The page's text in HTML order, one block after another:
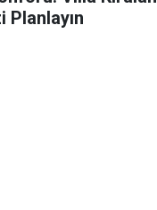
Planlayın